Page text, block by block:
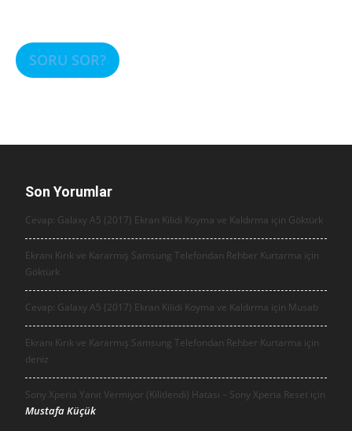
SORU SOR?
Son Yorumlar
Cevap: Galaxy A5 (2017) Ekran Kilidi Koyma ve Kaldırma için Göktürk
Ekranı Kırık ve Kararmış Samsung Telefondan Rehber Kurtarma için
Göktürk
Cevap: Galaxy A5 (2017) Ekran Kilidi Koyma ve Kaldırma için Musab
Ekranı Kırık ve Kararmış Samsung Telefondan Rehber Kurtarma için
deniz
Sony Xperia Yanıt Vermiyor (Kilitlendi) Hatası – Sony Xperia Reset için
Mustafa Küçük